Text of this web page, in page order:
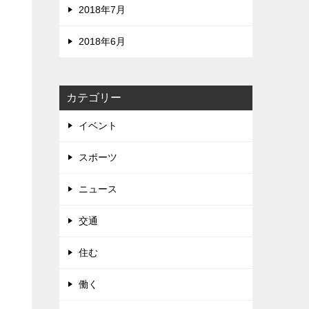
2018年7月
2018年6月
カテゴリー
イベント
スポーツ
ニュース
交通
住む
働く